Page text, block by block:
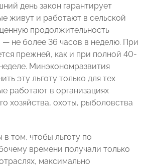
день закон гарантирует
живут и работают в сельской
продолжительность
— не более 36 часов в неделю. При
прежней, как и при полной 40-
Минэкономразвития
эту льготу только для тех
работают в организациях
хозяйства, охоты, рыболовства
том, чтобы льготу по
времени получали только
максимально